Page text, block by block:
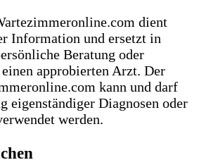
dient
Information und ersetzt in
Beratung oder
approbierten Arzt. Der
kann und darf
eigenständiger Diagnosen oder
werden.